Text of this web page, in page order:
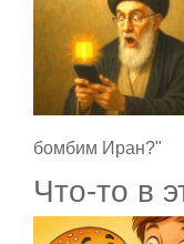
бомбим Иран?"
Что-то в